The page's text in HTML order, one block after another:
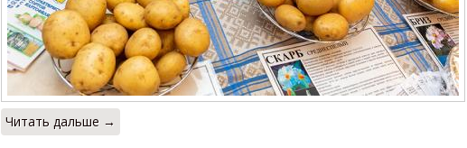
Читать дальше →